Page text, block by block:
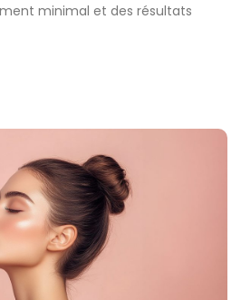
minimal et des résultats